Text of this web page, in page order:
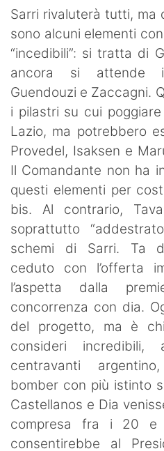
Sarri rivaluterà tutti,
sono alcuni elementi
“incedibili”: si tratta di
ancora si attende
Guendouzi e Zaccagni.
i pilastri su cui
Lazio, ma potrebbero
Provedel, Isaksen e
Il Comandante non ha
questi elementi per
bis. Al contrario,
soprattutto
schemi di Sarri. Ta
ceduto con l’offerta
l’aspetta dalla
concorrenza con dia.
del progetto, ma è
consideri
centravanti
bomber con più istinto
Castellanos e Dia
compresa fra i 20 e
consentirebbe al